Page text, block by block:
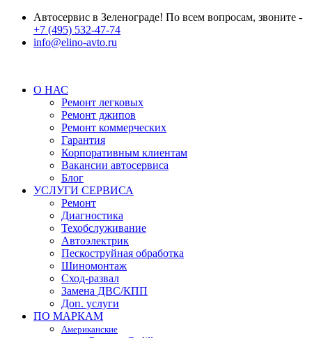
Автосервис в Зеленограде! По всем вопросам, звоните -
+7 (495) 532-47-74
info@elino-avto.ru
О НАС
Ремонт легковых
Ремонт джипов
Ремонт коммерческих
Гарантия
Корпоративным клиентам
Вакансии автосервиса
Блог
УСЛУГИ СЕРВИСА
Ремонт
Диагностика
Техобслуживание
Автоэлектрик
Пескоструйная обработка
Шиномонтаж
Сход-развал
Замена ДВС/КПП
Доп. услуги
ПО МАРКАМ
Американские